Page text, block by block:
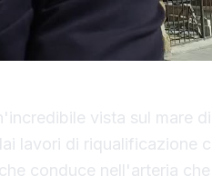
vista sul mare
lavori di riqualificazione
conduce nell'arteria